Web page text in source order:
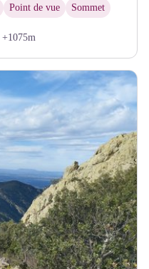
Point de vue Sommet
+1075m